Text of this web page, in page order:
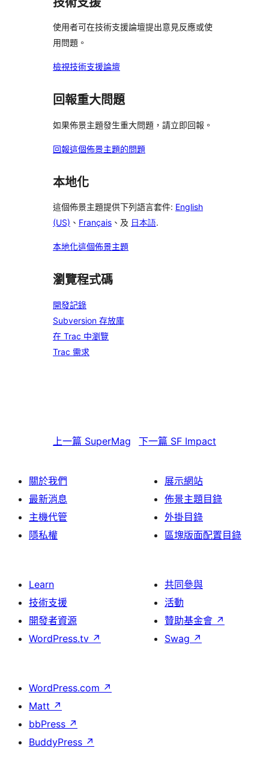
使用者可在技術支援論壇提出意見反應或使
用問題。
檢視技術支援論壇
回報重大問題
如果佈景主題發生重大問題，請立即回報。
回報這個佈景主題的問題
本地化
這個佈景主題提供下列語言套件: English
(US) 、 Français 、及 日本語.
本地化這個佈景主題
瀏覽程式碼
開發記錄
Subversion 存放庫
在 Trac 中瀏覽
Trac 需求
上一篇 SuperMag 下一篇 SF Impact
關於我們
最新消息
主機代管
隱私權
展示網站
佈景主題目錄
外掛目錄
區塊版面配置目錄
Learn
技術支援
開發者資源
WordPress.tv ↗
共同參與
活動
贊助基金會 ↗
Swag ↗
WordPress.com ↗
Matt ↗
bbPress ↗
BuddyPress ↗